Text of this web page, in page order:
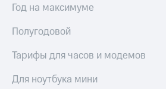
Год на максимуме
Полугодовой
Тарифы для часов и модемов
Для ноутбука мини